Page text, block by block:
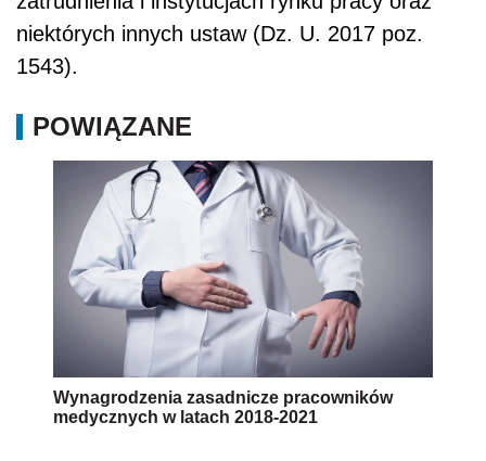
niektórych innych ustaw (Dz. U. 2017 poz.
1543).
POWIĄZANE
Wynagrodzenia zasadnicze pracowników
medycznych w latach 2018-2021